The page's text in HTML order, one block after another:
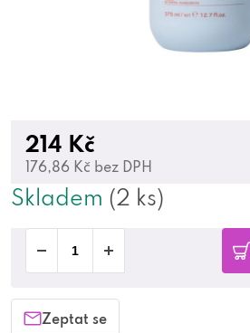
214 Kč
176,86 Kč bez DPH
Skladem (2 ks)
Zeptat se